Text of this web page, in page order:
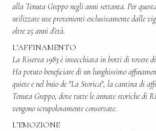
alla Tenuta Greppo negli anni settanta. Per
utilizzate uve provenienti esclusivamente dalle
oltre 25 anni d’età.
L’AFFINAMENTO
La Riserva 1983 è invecchiata in botti di rovere
Ha potuto beneficiare di un lunghissimo
quiete e nel buio de "La Storica", la cantina di
Tenuta Greppo, dove tutte le annate storiche di
vengono scrupolosamente conservate.
L’EMOZIONE